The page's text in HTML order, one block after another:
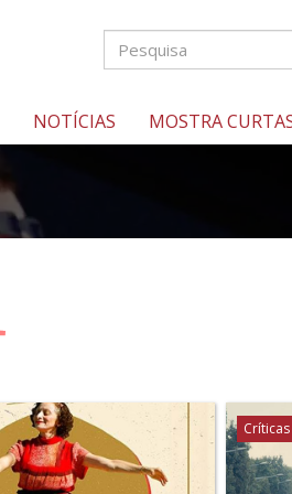
NOTÍCIAS MOSTRA
Críticas